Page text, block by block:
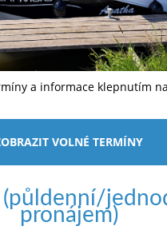
a informace klepnutím
VOLNÉ TERMÍNY
(půldenní/
pronájem)